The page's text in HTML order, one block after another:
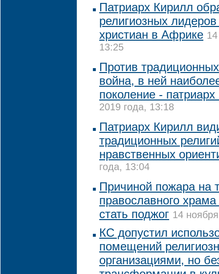
Патриарх Кирилл
религиозных
христиан в Африке
13:25
Против
война, в ней
поколение -
2019 года, 13:18
Патриарх Кирилл
традиционных
нравственных
года, 13:04
Причиной пожара на
православного
стать поджог 14
КС допустил
помещений
организациями, но